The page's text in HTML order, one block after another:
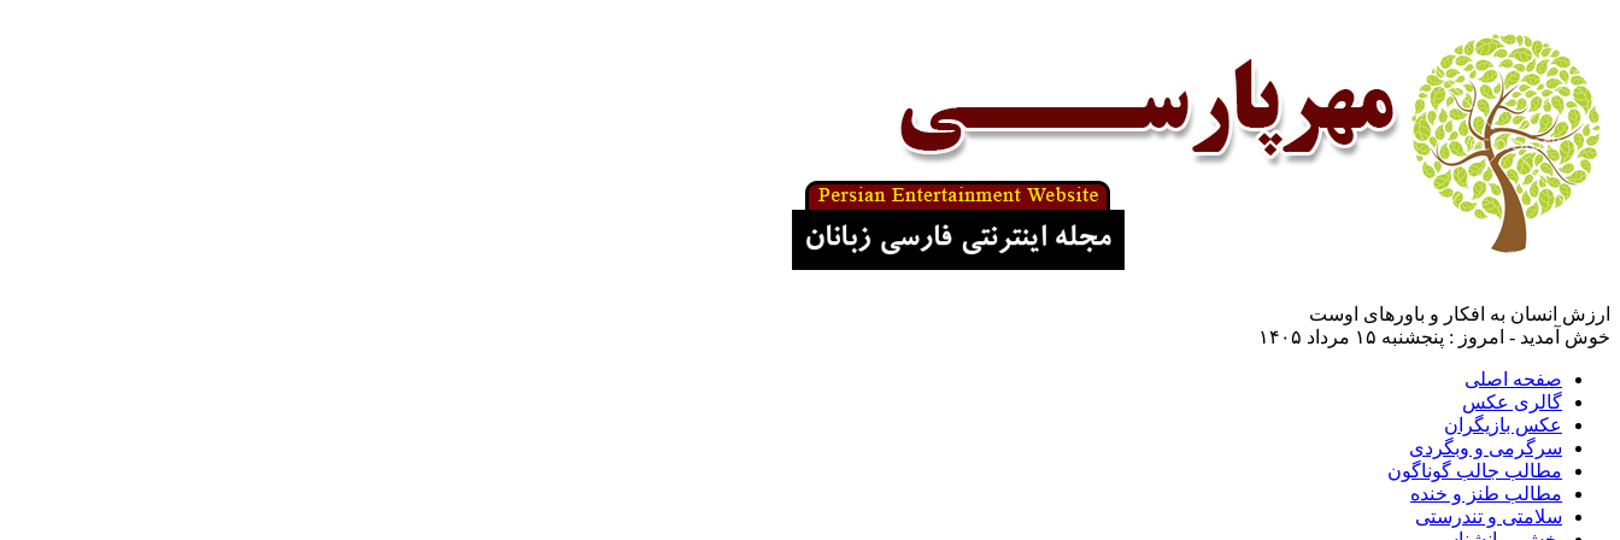
ارزش انسان به افکار و باورهای اوست
خوش آمدید - امروز : پنجشنبه ۱۵ مرداد ۱۴۰۵
صفحه اصلی
گالری عکس
عکس بازیگران
سرگرمی و وبگردی
مطالب جالب گوناگون
مطالب طنز و خنده
سلامتی و تندرستی